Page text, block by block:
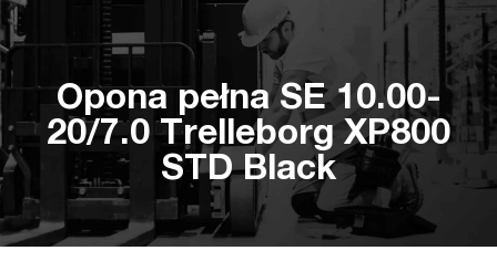
Opona pełna SE 10.00-
20/7.0 Trelleborg XP800
STD Black